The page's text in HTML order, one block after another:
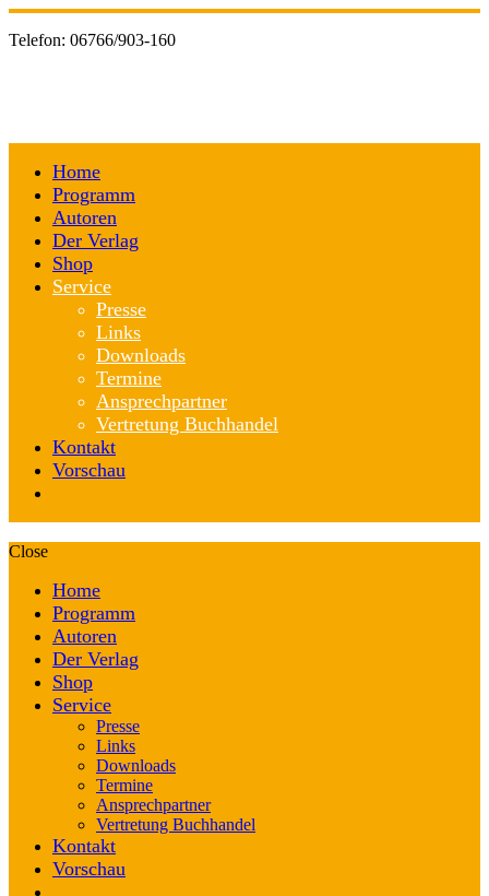
Telefon: 06766/903-160
Home
Programm
Autoren
Der Verlag
Shop
Service
Presse
Links
Downloads
Termine
Ansprechpartner
Vertretung Buchhandel
Kontakt
Vorschau
Close
Home
Programm
Autoren
Der Verlag
Shop
Service
Presse
Links
Downloads
Termine
Ansprechpartner
Vertretung Buchhandel
Kontakt
Vorschau